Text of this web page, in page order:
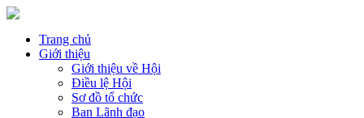
Trang chủ
Giới thiệu
Giới thiệu về Hội
Điều lệ Hội
Sơ đồ tổ chức
Ban Lãnh đạo